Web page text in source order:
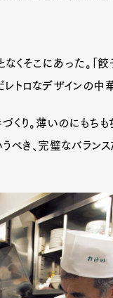
くそこにあった。「
トロなデザインの中
くり。薄いのにもち
べき、完璧なバランス